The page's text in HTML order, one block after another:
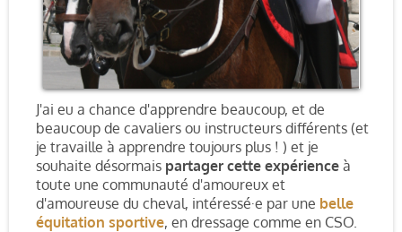
J'ai eu a chance d'apprendre beaucoup, et de
beaucoup de cavaliers ou instructeurs différents (et
je travaille à apprendre toujours plus ! ) et je
souhaite désormais partager cette expérience à
toute une communauté d'amoureux et
d'amoureuse du cheval, intéressé·e par une belle
équitation sportive, en dressage comme en CSO.